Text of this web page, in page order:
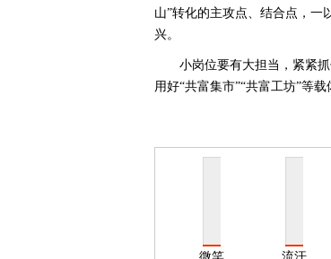
山”转化的主攻点、结合点，一
兴。
小岗位要有大担当，紧紧
用好“共富集市”“共富工坊”等